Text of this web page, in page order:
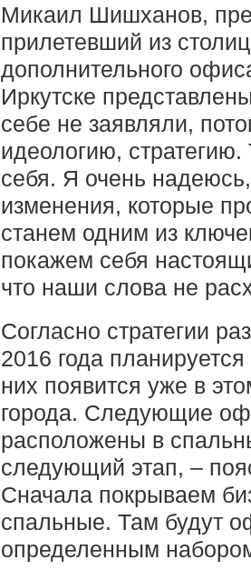
Микаил Шишханов,
прилетевший из
дополнительного
Иркутске
себе не заявляли,
идеологию,
себя. Я очень
изменения, которые
станем одним из
покажем себя
что наши слова не
Согласно стратегии
2016 года
них появится уже в
города. Следующие
расположены в
следующий этап, –
Сначала покрываем
спальные. Там будут
определенным